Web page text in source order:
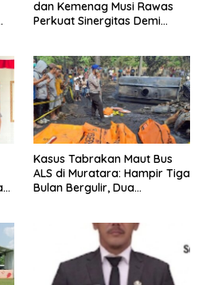
dan Kemenag Musi Rawas
Perkuat Sinergitas Demi
Kasus Tabrakan Maut Bus
ALS di Muratara: Hampir Tiga
Bulan Bergulir, Dua